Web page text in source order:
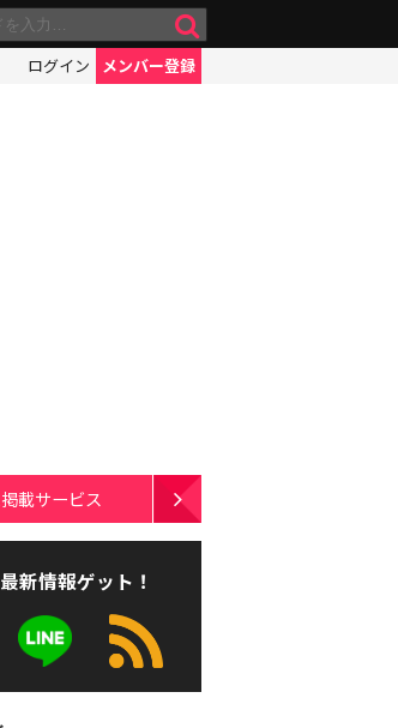
ログイン メンバー登録
載サービス
新情報ゲット！